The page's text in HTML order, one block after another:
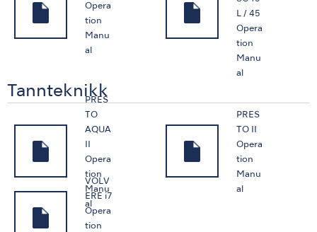
Opera
tion
Manu
al
L / 45
Opera
tion
Manu
al
Tannteknikk
PRES
TO
AQUA
Opera
tion
Manu
al
PRES
TO II
Opera
tion
Manu
al
VOLV
ERE i7
Opera
tion